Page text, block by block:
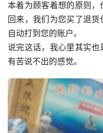
本着为顾客着想的原则
回来，我们为您买了退
自动打到您的账户。
说完这话，我心里其实也
有苦说不出的感觉。